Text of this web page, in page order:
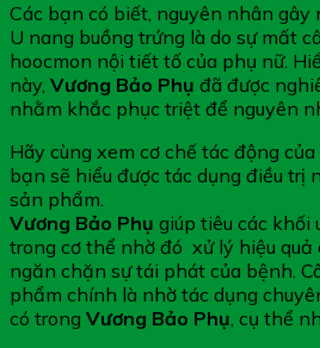
Các bạn có biết, nguyên nhân gây
U nang buồng trứng là do sự mất
hoocmon nội tiết tố của phụ nữ.
này, Vương Bảo Phụ đã được
nhằm khắc phục triệt để nguyên
Hãy cùng xem cơ chế tác động của
bạn sẽ hiểu được tác dụng điều trị
sản phẩm.
Vương Bảo Phụ giúp tiêu các khối
trong cơ thể nhờ đó xử lý hiệu quả
ngăn chặn sự tái phát của bệnh.
phẩm chính là nhờ tác dụng
có trong Vương Bảo Phụ, cụ thể